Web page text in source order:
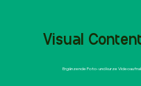
Visual Content
Ergänzende Foto- und kurze